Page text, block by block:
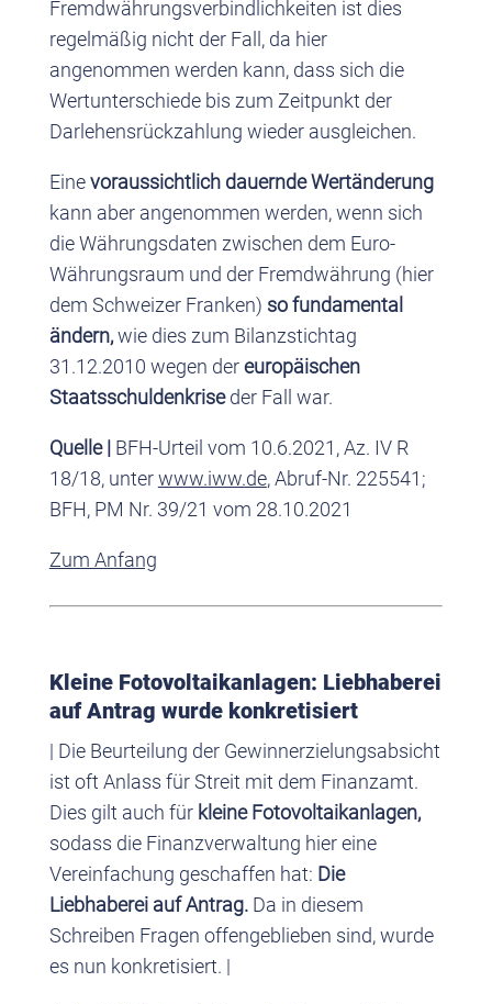
Fremdwährungsverbindlichkeiten ist dies
regelmäßig nicht der Fall, da hier
angenommen werden kann, dass sich die
Wertunterschiede bis zum Zeitpunkt der
Darlehensrückzahlung wieder ausgleichen.
Einevoraussichtlich dauernde Wertänderung
kann aber angenommen werden, wenn sich
die Währungsdaten zwischen dem Euro-
Währungsraum und der Fremdwährung (hier
dem Schweizer Franken) so fundamental
ändern,wie dies zum Bilanzstichtag
31.12.2010 wegen dereuropäischen
Staatsschuldenkriseder Fall war.
Quelle | BFH-Urteil vom 10.6.2021, Az. IV R
18/18, unterwww.iww.de, Abruf-Nr. 225541;
BFH, PM Nr. 39/21 vom 28.10.2021
Zum Anfang
Kleine Fotovoltaikanlagen: Liebhaberei
auf Antrag wurde konkretisiert
| Die Beurteilung der Gewinnerzielungsabsicht
ist oft Anlass für Streit mit dem Finanzamt.
Dies gilt auch für kleine Fotovoltaikanlagen,
sodass die Finanzverwaltung hier eine
Vereinfachung geschaffen hat: Die
Liebhaberei auf Antrag.Da in diesem
Schreiben Fragen offengeblieben sind, wurde
es nun konkretisiert. |